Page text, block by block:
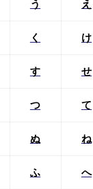
う え
く け
す せ
つ て
ぬ ね
ふ へ